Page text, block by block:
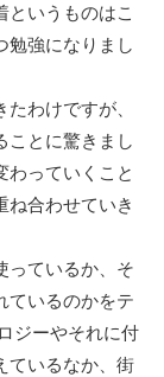
というものはこ
勉強になりまし
わけですが、
ことに驚きまし
わっていくこと
ね合わせていき
っているか、そ
ているのかをテ
ジーやそれに付
ているなか、街